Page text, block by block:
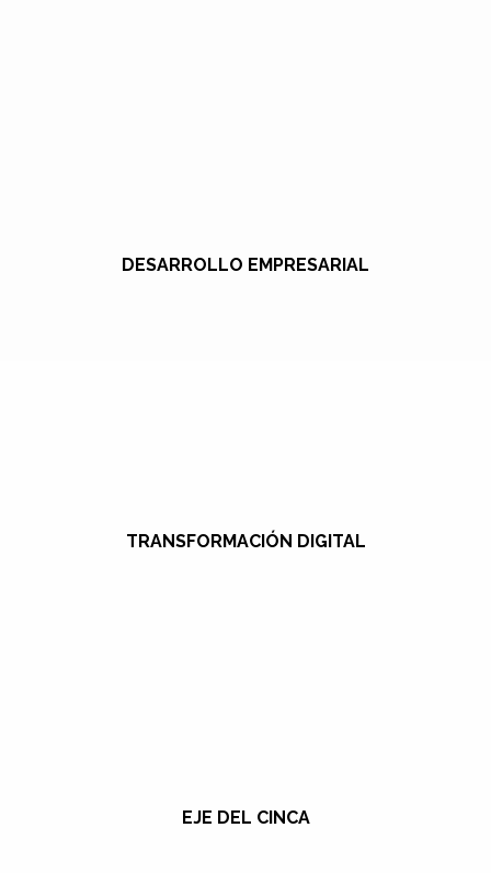
DESARROLLO EMPRESARIAL
TRANSFORMACIÓN DIGITAL
EJE DEL CINCA